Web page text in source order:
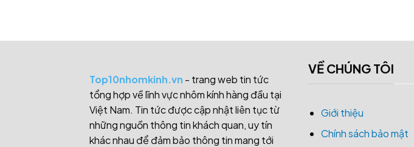
Top10nhomkinh.vn - trang web tin tức
tổng hợp về lĩnh vực nhôm kính hàng đầu tại
Việt Nam. Tin tức được cập nhật liên tục từ
những nguồn thông tin khách quan, uy tín
khác nhau để đảm bảo thông tin mang tới
VỀ CHÚNG TÔI
Giới thiệu
Chính sách bảo mật